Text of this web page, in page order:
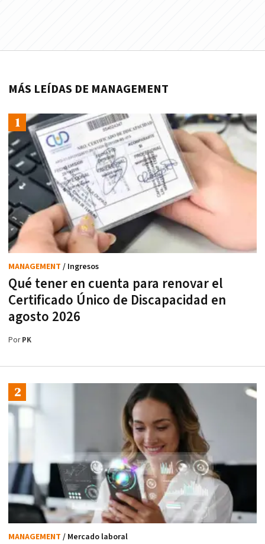
MÁS LEÍDAS DE MANAGEMENT
Qué tener en cuenta para renovar el
Certificado Único de Discapacidad en
agosto 2026
MANAGEMENT / Ingresos
PorPK
MANAGEMENT / Mercado laboral